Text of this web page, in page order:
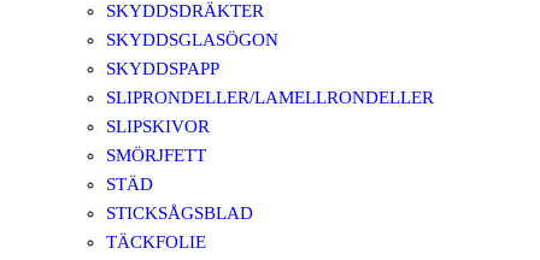
SKYDDSDRÄKTER
SKYDDSGLASÖGON
SKYDDSPAPP
SLIPRONDELLER/LAMELLRONDELLER
SLIPSKIVOR
SMÖRJFETT
STÄD
STICKSÅGSBLAD
TÄCKFOLIE